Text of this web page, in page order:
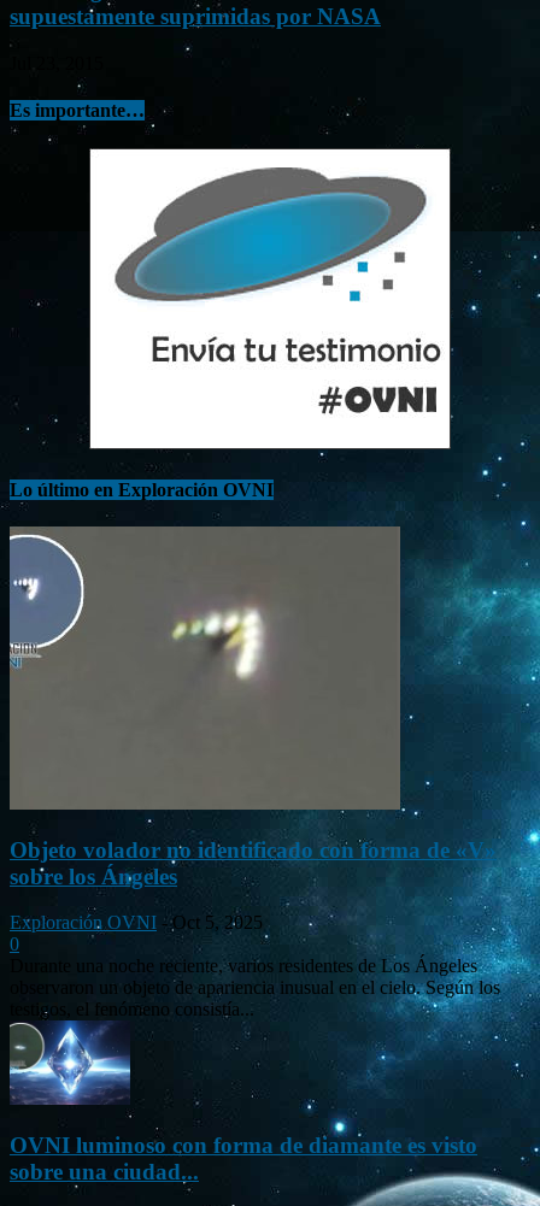
supuestamente suprimidas por NASA
Es importante…
Lo último en Exploración OVNI
Objeto volador no identificado con forma de «V»
sobre los Ángeles
Exploración OVNI - Oct 5, 2025
0
Durante una noche reciente, varios residentes de Los Ángeles
observaron un objeto de apariencia inusual en el cielo. Según los
testigos, el fenómeno consistía...
OVNI luminoso con forma de diamante es visto
sobre una ciudad...